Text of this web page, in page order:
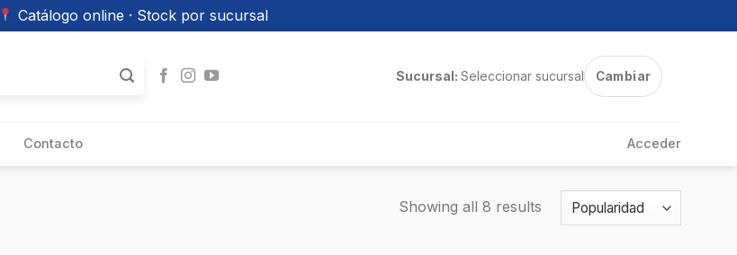
Catálogo online · Stock por sucursal
Sucursal: Seleccionar sucursal Cambiar
Contacto Acceder
Showing all 8 results